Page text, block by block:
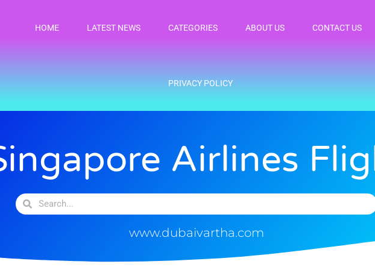
HOME LATEST NEWS CATEGORIES ABOUT US CONTACT US
PRIVACY POLICY
Airlines
www.dubaivartha.com